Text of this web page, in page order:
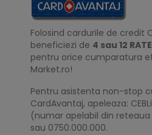
Folosind cardurile de credit
beneficiezi de 4 sau 12
pentru orice cumparatura
Market.ro!
Pentru asistenta non-stop
CardAvantaj, apeleaza:
(numar apelabil din
sau 0750.000.000.